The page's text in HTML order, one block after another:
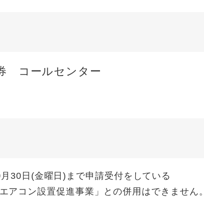
コールセンター
30日(金曜日)まで申請受付をしている
アコン設置促進事業」との併用はできません。